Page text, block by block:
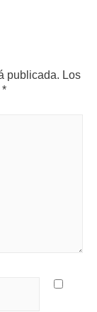
publicada. Los
*